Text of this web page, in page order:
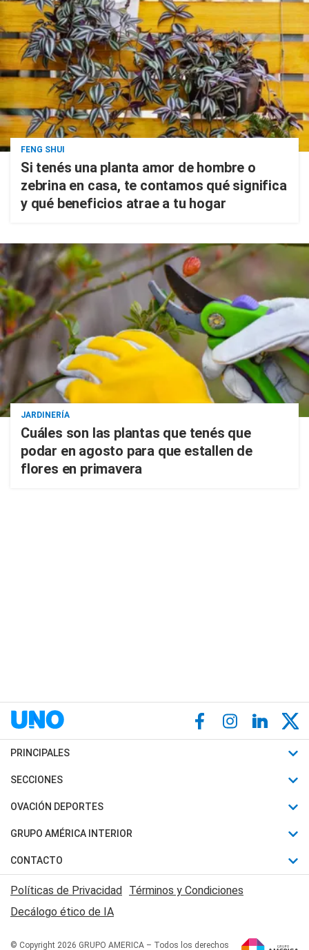
FENG SHUI
Si tenés una planta amor de hombre o
zebrina en casa, te contamos qué significa
y qué beneficios atrae a tu hogar
JARDINERÍA
Cuáles son las plantas que tenés que
podar en agosto para que estallen de
flores en primavera
PRINCIPALES
Últimas Noticias
Política
Judiciales
Economia
SECCIONES
Horóscopo
Motores
Trucos caseros
Series y Películas
Edictos y Solicitadas
OVACIÓN DEPORTES
Fútbol
Mundial
Automovilismo
Rugby
Básquet
GRUPO AMÉRICA INTERIOR
Canal 7 en Vivo
CONTACTO
Acerca de Nosotros
Contactanos
Políticas de Privacidad Términos y Condiciones
Decálogo ético de IA
© Copyright 2026 GRUPO AMERICA – Todos los derechos